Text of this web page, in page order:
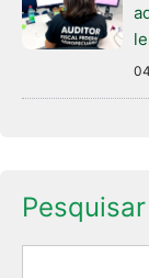
Pesquisar